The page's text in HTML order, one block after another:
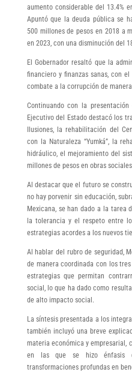
aumento considerable del 13.4%
Apuntó que la deuda pública se
500 millones de pesos en 2018 a
en 2023, con una disminución del
El Gobernador resaltó que la
financiero y finanzas sanas, con
combate a la corrupción de
Continuando con la
Ejecutivo del Estado destacó los
Ilusiones, la rehabilitación del
con la Naturaleza “Yumká”, la
hidráulico, el mejoramiento del
millones de pesos en obras
Al destacar que el futuro se
no hay porvenir sin educación,
Mexicana, se han dado a la tarea
la tolerancia y el respeto entre
estrategias acordes a los nuevos
Al hablar del rubro de seguridad,
de manera coordinada con los
estrategias que permitan
social, lo que ha dado como
de alto impacto social.
La síntesis presentada a los
también incluyó una breve
materia económica y empresarial,
en las que se hizo énfasis
transformaciones profundas en